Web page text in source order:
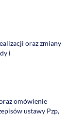
oraz zmiany
i
omówienie
ustawy Pzp,